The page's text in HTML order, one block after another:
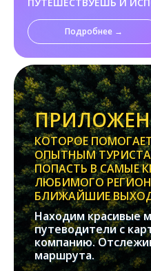
Подробнее →
КОТОРОЕ
ОПЫТНЫМ
ПОПАСТЬ В САМЫЕ
ЛЮБИМОГО
БЛИЖАЙШИЕ
Находим красивые
путеводители с
компанию.
маршрута.